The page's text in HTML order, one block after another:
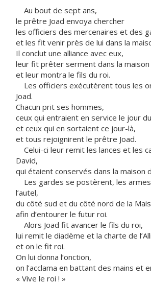
Au bout de sept ans,
le prêtre Joad envoya chercher
les officiers des mercenaires et des
et les fit venir près de lui dans la
Il conclut une alliance avec eux,
leur fit prêter serment dans la maison
et leur montra le fils du roi.
Les officiers exécutèrent tous les
Joad.
Chacun prit ses hommes,
ceux qui entraient en service le jour
et ceux qui en sortaient ce jour-là,
et tous rejoignirent le prêtre Joad.
Celui-ci leur remit les lances et les
David,
qui étaient conservés dans la maison
Les gardes se postèrent, les armes
l’autel,
du côté sud et du côté nord de la
afin d’entourer le futur roi.
Alors Joad fit avancer le fils du roi,
lui remit le diadème et la charte de
et on le fit roi.
On lui donna l’onction,
on l’acclama en battant des mains et
« Vive le roi ! »